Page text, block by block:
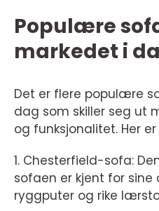
Populære
markedet i
Det er flere populære
dag som skiller seg ut
og funksjonalitet. Her
1. Chesterfield-sofa:
sofaen er kjent for sine
ryggputer og rike